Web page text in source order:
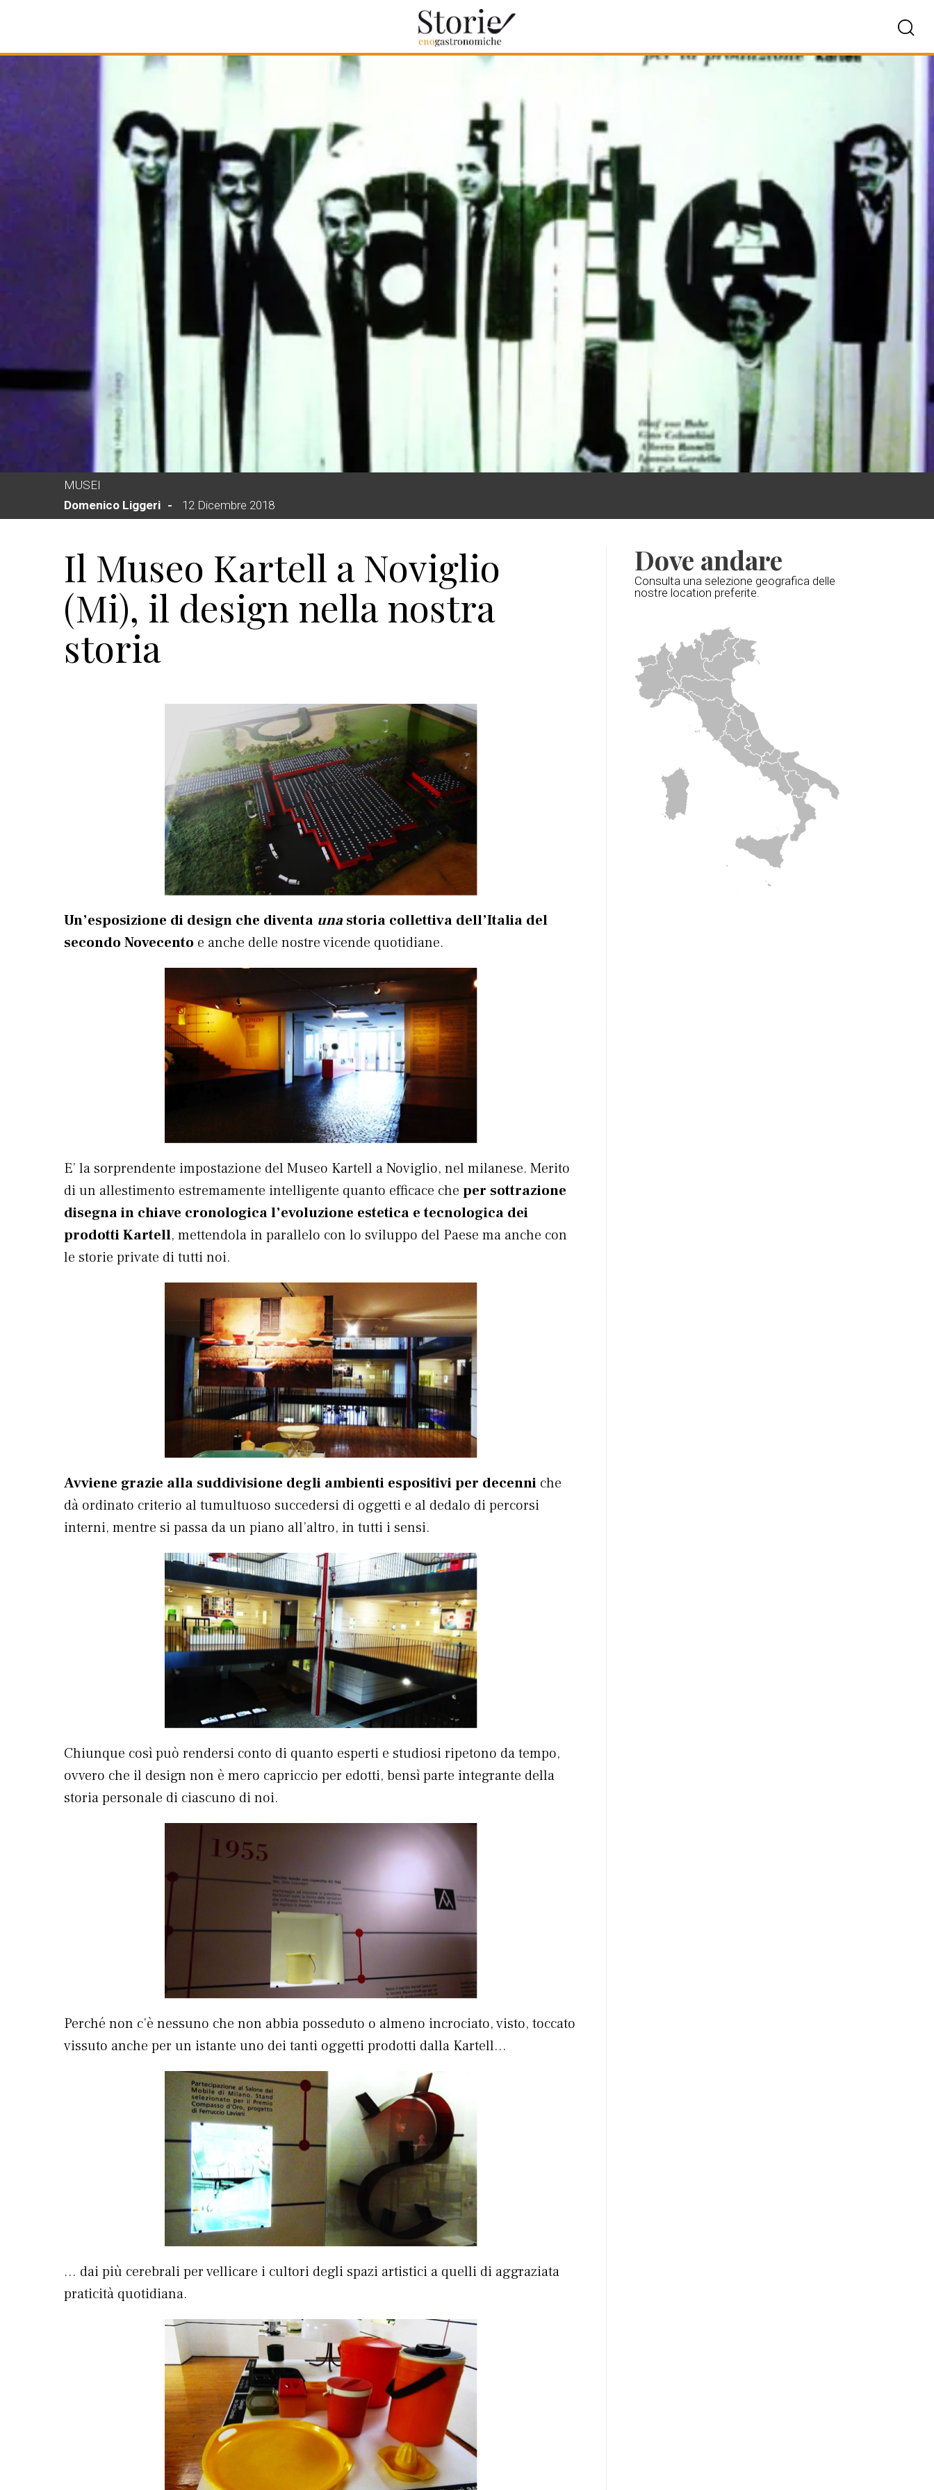
MUSEI
Domenico Liggeri
12 Dicembre 2018
Il Museo Kartell a Noviglio
(Mi), il design nella nostra
storia
Un’esposizione di design che diventa unastoria collettiva dell’Italia del
secondo Novecento e anche delle nostre vicende quotidiane.
E’ la sorprendente impostazione del Museo Kartell a Noviglio, nel milanese. Merito
di un allestimento estremamente intelligente quanto efficace che per sottrazione
disegna in chiave cronologica l’evoluzione estetica e tecnologica dei
prodotti Kartell, mettendola in parallelo con lo sviluppo del Paese ma anche con
le storie private di tutti noi.
Avviene grazie alla suddivisione degli ambienti espositivi per decenni che
dà ordinato criterio al tumultuoso succedersi di oggetti e al dedalo di percorsi
interni, mentre si passa da un piano all’altro, in tutti i sensi.
Chiunque così può rendersi conto di quanto esperti e studiosi ripetono da tempo,
ovvero che il design non è mero capriccio per edotti, bensì parte integrante della
storia personale di ciascuno di noi.
Perché non c’è nessuno che non abbia posseduto o almeno incrociato, visto, toccato
vissuto anche per un istante uno dei tanti oggetti prodotti dalla Kartell…
… dai più cerebrali per vellicare i cultori degli spazi artistici a quelli di aggraziata
praticità quotidiana.
Dove andare
Consulta una selezione geografica delle
nostre location preferite.